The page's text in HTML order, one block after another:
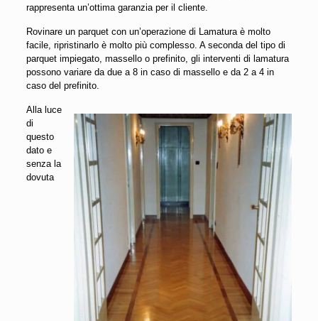
rappresenta un’ottima garanzia per il cliente.
Rovinare un parquet con un’operazione di Lamatura è molto
facile, ripristinarlo è molto più complesso. A seconda del tipo di
parquet impiegato, massello o prefinito, gli interventi di lamatura
possono variare da due a 8 in caso di massello e da 2 a 4 in
caso del prefinito.
Alla luce
di
questo
dato e
senza la
dovuta